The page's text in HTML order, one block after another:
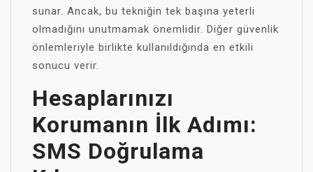
sunar. Ancak, bu tekniğin tek başına yeterli
olmadığını unutmamak önemlidir. Diğer güvenlik
önlemleriyle birlikte kullanıldığında en etkili
sonucu verir.
Hesaplarınızı
Korumanın İlk Adımı:
SMS Doğrulama